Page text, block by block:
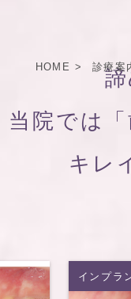
HOME 診療案
当院では
キレ
インプラ